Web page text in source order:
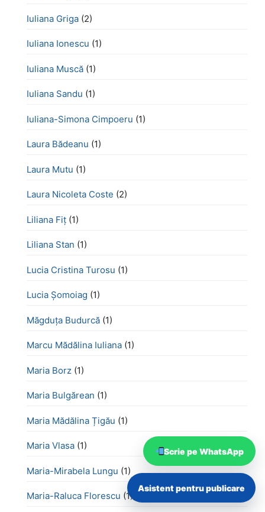
Iuliana Griga (2)
Iuliana Ionescu (1)
Iuliana Muscă (1)
Iuliana Sandu (1)
Iuliana-Simona Cimpoeru (1)
Laura Bădeanu (1)
Laura Mutu (1)
Laura Nicoleta Coste (2)
Liliana Fiț (1)
Liliana Stan (1)
Lucia Cristina Turosu (1)
Lucia Șomoiag (1)
Măgduța Budurcă (1)
Marcu Mădălina Iuliana (1)
Maria Borz (1)
Maria Bulgărean (1)
Maria Mădălina Țigău (1)
Maria Vlasa (1)
Maria-Mirabela Lungu (1)
Maria-Raluca Florescu (1)
Scrie pe WhatsApp
Asistent pentru publicare